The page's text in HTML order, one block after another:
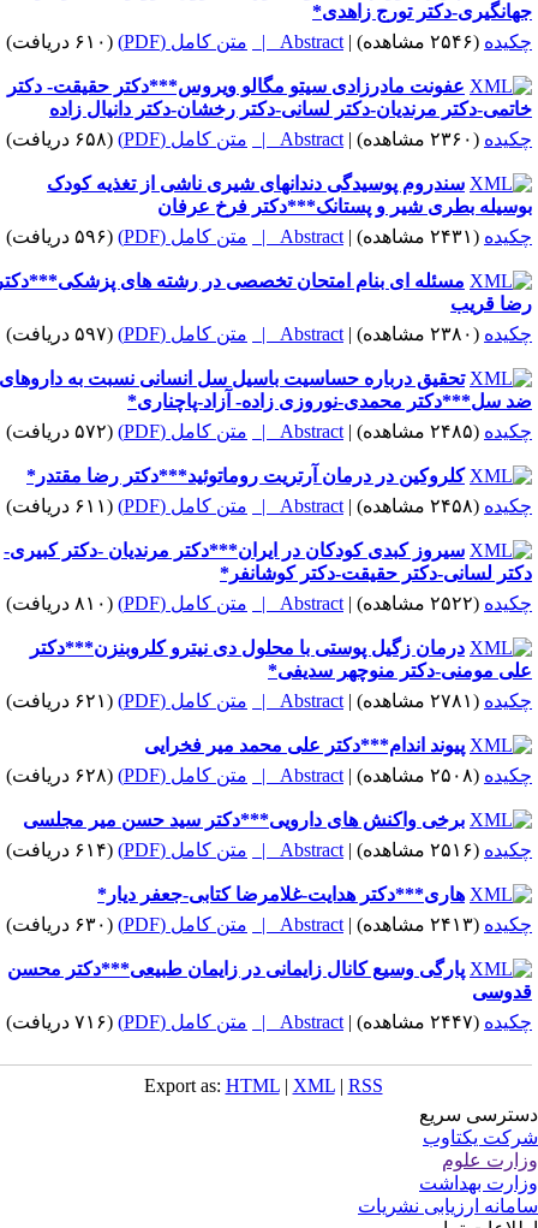
دکتر تورج زاهدی*
(۲۵۴۶ مشاهده) |
Abstract | متن کامل (PDF) (۶۱۰ دریافت)
عفونت مادرزادی سیتو مگالو ویروس***دکتر حقیقت- دکتر
دکتر مرندیان-دکتر لسانی-دکتر رخشان-دکتر دانیال زاده
(۲۳۶۰ مشاهده) |
Abstract | متن کامل (PDF) (۶۵۸ دریافت)
سندروم پوسیدگی دندانهای شیری ناشی از تغذیه کودک
بطری شیر و پستانک***دکتر فرخ عرفان
(۲۴۳۱ مشاهده) |
Abstract | متن کامل (PDF) (۵۹۶ دریافت)
مسئله ای بنام امتحان تخصصی در رشته های پزشکی***دکتر
قریب
(۲۳۸۰ مشاهده) |
Abstract | متن کامل (PDF) (۵۹۷ دریافت)
تحقیق درباره حساسیت باسیل سل انسانی نسبت به داروهای
سل***دکتر محمدی-نوروزی زاده- آزاد-پاچناری*
(۲۴۸۵ مشاهده) |
Abstract | متن کامل (PDF) (۵۷۲ دریافت)
کلروکین در درمان آرتریت روماتوئید***دکتر رضا مقتدر*
(۲۴۵۸ مشاهده) |
Abstract | متن کامل (PDF) (۶۱۱ دریافت)
سیروز کبدی کودکان در ایران***دکتر مرندیان -دکتر کبیری-
لسانی-دکتر حقیقت-دکتر کوشانفر*
(۲۵۲۲ مشاهده) |
Abstract | متن کامل (PDF) (۸۱۰ دریافت)
درمان زگیل پوستی با محلول دی نیترو کلروبنزن***دکتر
مومنی-دکتر منوچهر سدیفی*
(۲۷۸۱ مشاهده) |
Abstract | متن کامل (PDF) (۶۲۱ دریافت)
پیوند اندام***دکتر علی محمد میر فخرایی
(۲۵۰۸ مشاهده) |
Abstract | متن کامل (PDF) (۶۲۸ دریافت)
برخی واکنش های دارویی***دکتر سید حسن میر مجلسی
(۲۵۱۶ مشاهده) |
Abstract | متن کامل (PDF) (۶۱۴ دریافت)
هاری***دکتر هدایت-غلامرضا کتابی-جعفر دیار*
(۲۴۱۳ مشاهده) |
Abstract | متن کامل (PDF) (۶۳۰ دریافت)
پارگی وسیع کانال زایمانی در زایمان طبیعی***دکتر محسن
(۲۴۴۷ مشاهده) |
Abstract | متن کامل (PDF) (۷۱۶ دریافت)
Export as:HTML |XML |RSS
سریع
یکتاوب
علوم
بهداشت
ارزیابی نشریات